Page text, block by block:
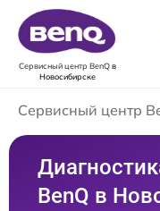
Сервисный центр BenQв
Новосибирске
Сервисный центр
BenQ в